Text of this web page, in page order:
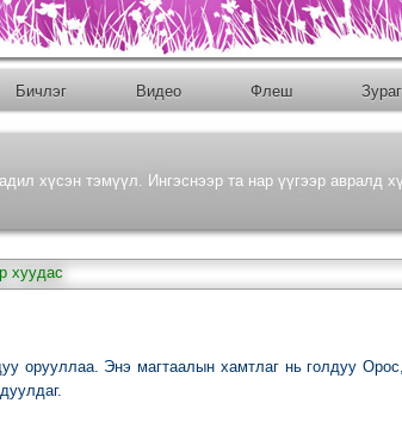
Бичлэг Bидео Флеш Зураг
хүсэн тэмүүл. Ингэснээр та нар үүгээр авралд
хуудас
орууллаа. Энэ магтаалын хамтлаг нь голдуу